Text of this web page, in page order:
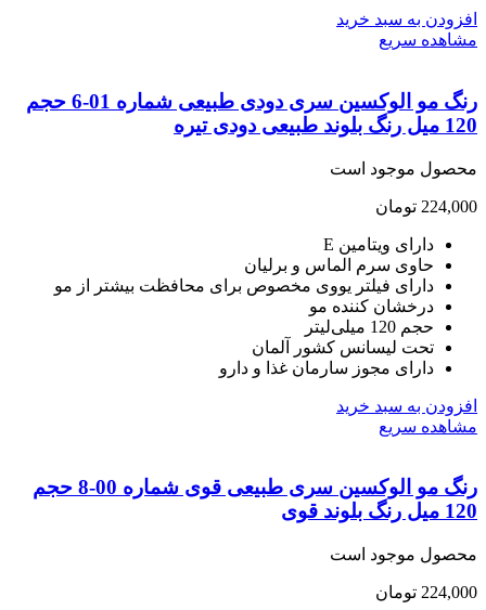
به سبد خرید
سریع
رنگ مو الوکسین سری دودی طبیعی شماره 01-6 حجم
دودی تیره
موجود است
تومان
دارای ویتامین E
حاوی سرم الماس و برلیان
دارای فیلتر یووی مخصوص برای محافظت بیشتر از مو
درخشان کننده مو
حجم 120 میلی‌لیتر
تحت لیسانس کشور آلمان
دارای مجوز سارمان غذا و دارو
به سبد خرید
سریع
رنگ مو الوکسین سری طبیعی قوی شماره 00-8 حجم
قوی
موجود است
تومان